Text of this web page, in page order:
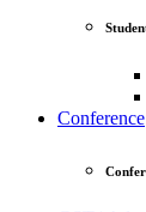
Conference